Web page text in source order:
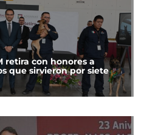
retira con honores a
que sirvieron por siete